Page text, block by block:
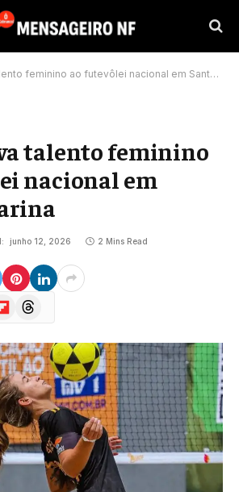
feminino ao futevôlei nacional em Santa Catarina
talento feminino
nacional em
junho 12, 2026 2 Mins Read
Threads